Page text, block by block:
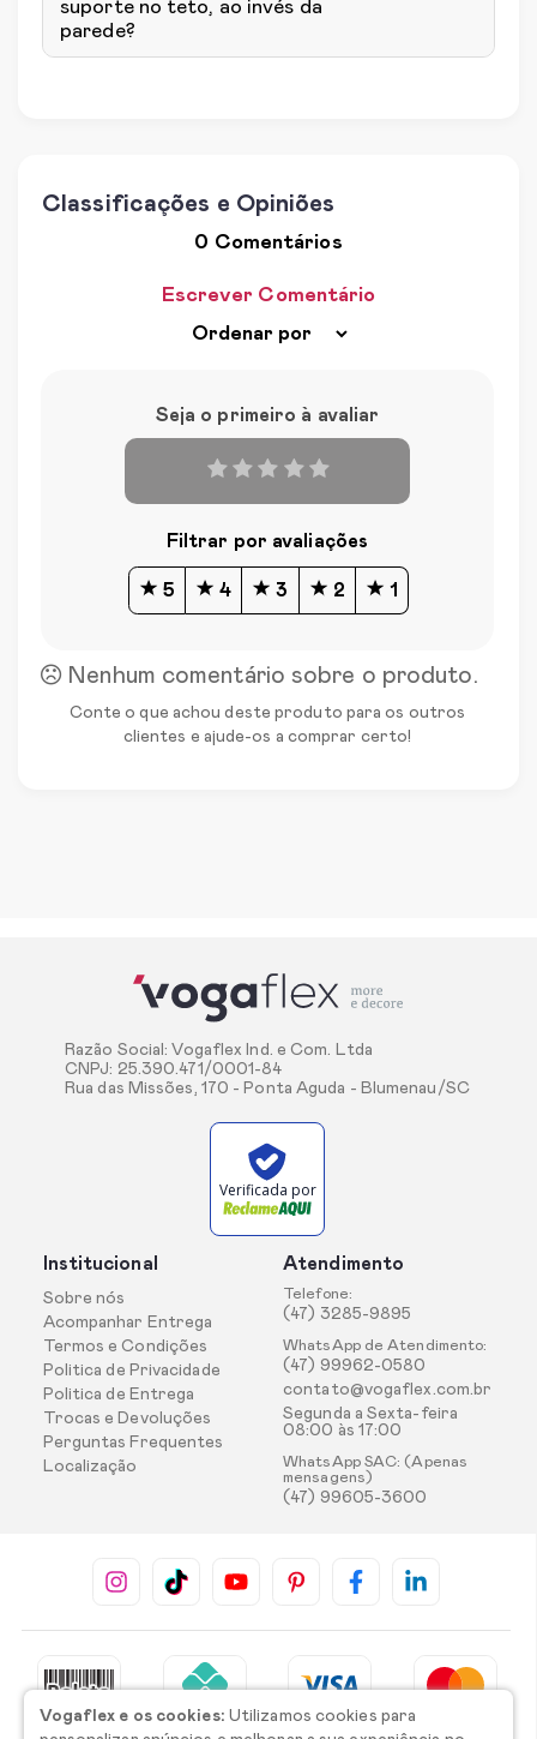
suporte no teto, ao invés da
parede?
Classificações e Opiniões
0 Comentários
Escrever Comentário
Seja o primeiro à avaliar
Filtrar por avaliações
5 4 3 2 1
Nenhum comentário sobre o produto.
Conte o que achou deste produto para os outros
clientes e ajude-os a comprar certo!
Razão Social: Vogaflex Ind. e Com. Ltda
CNPJ: 25.390.471/0001-84
Rua das Missões, 170 - Ponta Aguda - Blumenau/SC
Verificada por
Institucional
Sobre nós
Acompanhar Entrega
Termos e Condições
Politica de Privacidade
Politica de Entrega
Trocas e Devoluções
Perguntas Frequentes
Localização
Atendimento
Telefone:
(47) 3285-9895
WhatsApp de Atendimento:
(47) 99962-0580
contato@vogaflex.com.br
Segunda a Sexta-feira
08:00 às 17:00
WhatsApp SAC: (Apenas
mensagens)
(47) 99605-3600
Vogaflex e os cookies: Utilizamos cookies para